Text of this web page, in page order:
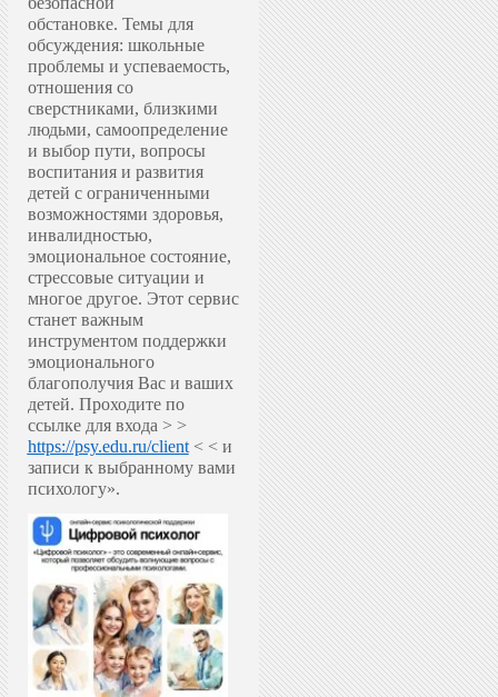
обстановке. Темы для
обсуждения: школьные
проблемы и успеваемость,
отношения со
сверстниками, близкими
людьми, самоопределение
и выбор пути, вопросы
воспитания и развития
детей с ограниченными
возможностями здоровья,
инвалидностью,
эмоциональное состояние,
стрессовые ситуации и
многое другое. Этот сервис
станет важным
инструментом поддержки
эмоционального
благополучия Вас и ваших
детей. Проходите по
ссылке для входа > >
https://psy.edu.ru/client< < и
записи к выбранному вами
психологу».